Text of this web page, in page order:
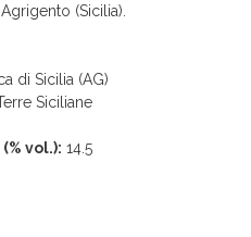
(Sicilia).
di Sicilia (AG)
Siciliane
vol.): 14.5